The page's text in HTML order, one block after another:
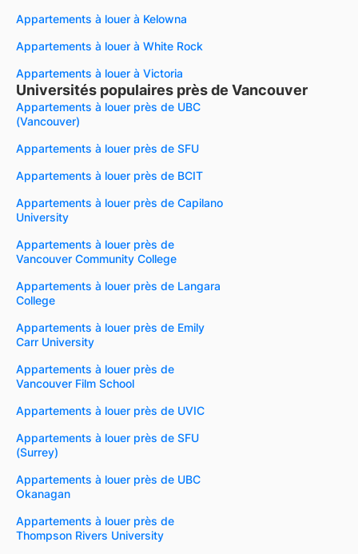
Appartements à louer à Kelowna
Appartements à louer à White Rock
Appartements à louer à Victoria
Universités populaires près de Vancouver
Appartements à louer près de UBC
(Vancouver)
Appartements à louer près de SFU
Appartements à louer près de BCIT
Appartements à louer près de Capilano
University
Appartements à louer près de
Vancouver Community College
Appartements à louer près de Langara
College
Appartements à louer près de Emily
Carr University
Appartements à louer près de
Vancouver Film School
Appartements à louer près de UVIC
Appartements à louer près de SFU
(Surrey)
Appartements à louer près de UBC
Okanagan
Appartements à louer près de
Thompson Rivers University